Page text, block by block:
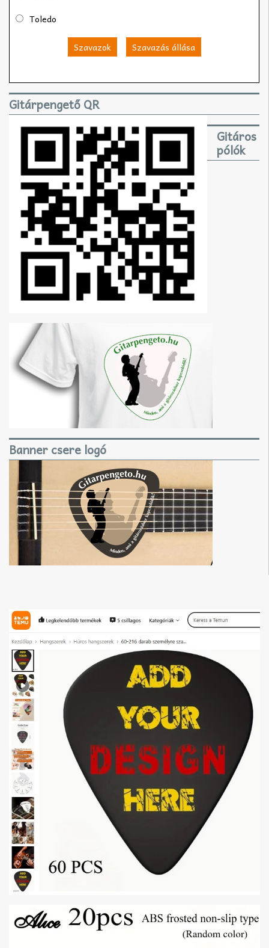
Toledo
Szavazok Szavazás állása
Gitárpengető QR
Gitáros
pólók
Banner csere logó